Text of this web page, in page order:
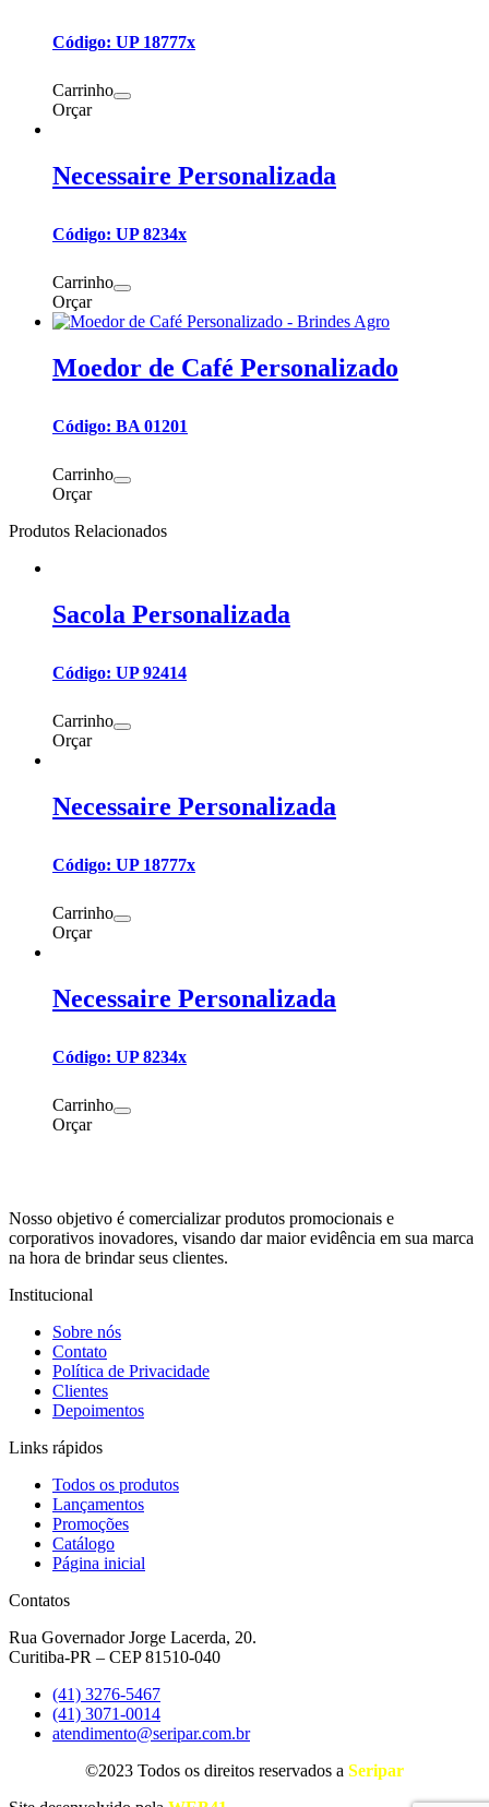
Código: UP 18777x
Carrinho
Orçar
Necessaire Personalizada
Código: UP 8234x
Carrinho
Orçar
Moedor de Café Personalizado
Código: BA 01201
Carrinho
Orçar
Produtos Relacionados
Sacola Personalizada
Código: UP 92414
Carrinho
Orçar
Necessaire Personalizada
Código: UP 18777x
Carrinho
Orçar
Necessaire Personalizada
Código: UP 8234x
Carrinho
Orçar
Nosso objetivo é comercializar produtos promocionais e
corporativos inovadores, visando dar maior evidência em sua marca
na hora de brindar seus clientes.
Institucional
Sobre nós
Contato
Política de Privacidade
Clientes
Depoimentos
Links rápidos
Todos os produtos
Lançamentos
Promoções
Catálogo
Página inicial
Contatos
Rua Governador Jorge Lacerda, 20.
Curitiba-PR – CEP 81510-040
(41) 3276-5467
(41) 3071-0014
atendimento@seripar.com.br
©2023 Todos os direitos reservados a Seripar